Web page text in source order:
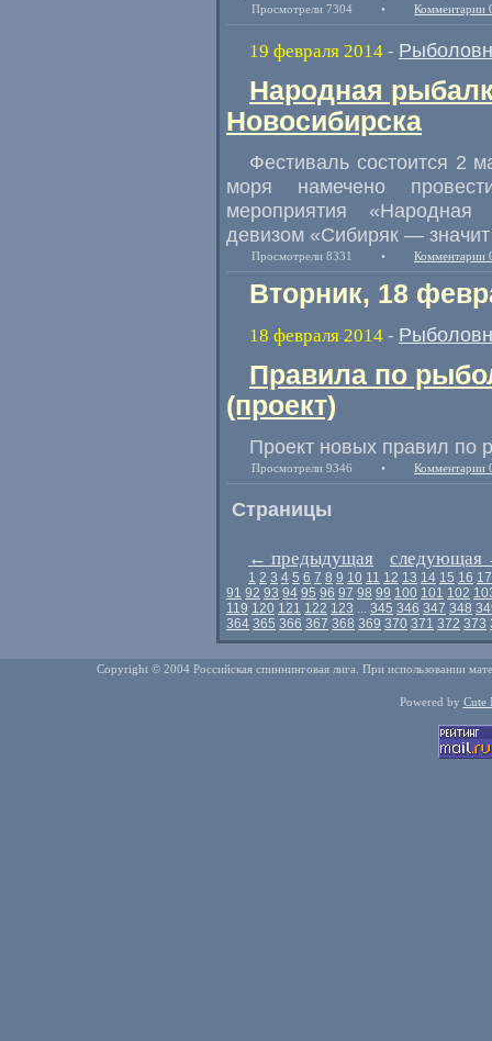
Просмотрели 7304 • Комментарии
19 февраля 2014 -
Народная
Новосибирска
Фестиваль состоится 2
моря намечено
мероприятия
девизом «Сибиряк —
Просмотрели 8331 • Комментарии
Вторник, 18
18 февраля 2014 -
Правила по
(проект)
Проект новых правил по
Просмотрели 9346 • Комментарии
Страницы
← предыдущая следующая
1 2 3 4 5 6 7 8 9 10 11 12 13 14 15 16 17
91 92 93 94 95 96 97 98 99 100 101 102
119 120 121 122 123 ... 345 346 347 348
364 365 366 367 368 369 370 371 372 373
Copyright © 2004 Российская спиннинговая лига. При использовании
Powered by Cute